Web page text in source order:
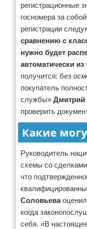
регистрационные
госномера за
регистрации
сравнению с
нужно будет
автоматически
получится: без
покупатель
службы» Дмитрий
проверить
Какие
Руководитель
схемы со
что
Соловьева
когда
себя. «В